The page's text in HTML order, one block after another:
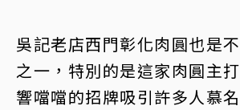
吳記老店西門彰化肉圓也是
之一，特別的是這家肉圓主
響噹噹的招牌吸引許多人慕